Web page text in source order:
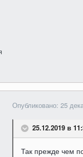
Опубликовано: 25
25.12.2019 в
Так прежде чем